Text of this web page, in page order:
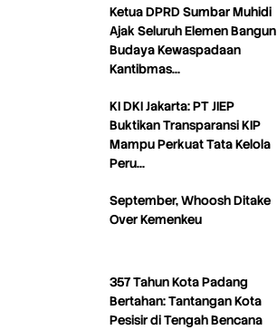
Ketua DPRD Sumbar Muhidi
Ajak Seluruh Elemen Bangun
Budaya Kewaspadaan
Kantibmas…
KI DKI Jakarta: PT JIEP
Buktikan Transparansi KIP
Mampu Perkuat Tata Kelola
Peru…
September, Whoosh Ditake
Over Kemenkeu
357 Tahun Kota Padang
Bertahan: Tantangan Kota
Pesisir di Tengah Bencana